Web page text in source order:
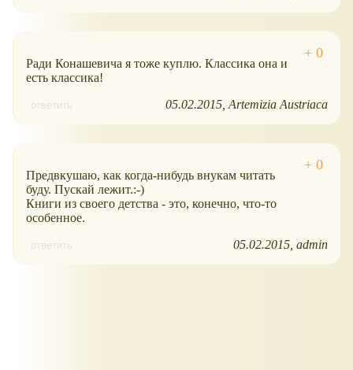
Ради Конашевича я тоже куплю. Классика она и
есть классика!
ответить 05.02.2015 Artemizia Austriaca
Предвкушаю, как когда-нибудь внукам читать
буду. Пускай лежит.:-)
Книги из своего детства - это, конечно, что-то
особенное.
ответить 05.02.2015 admin